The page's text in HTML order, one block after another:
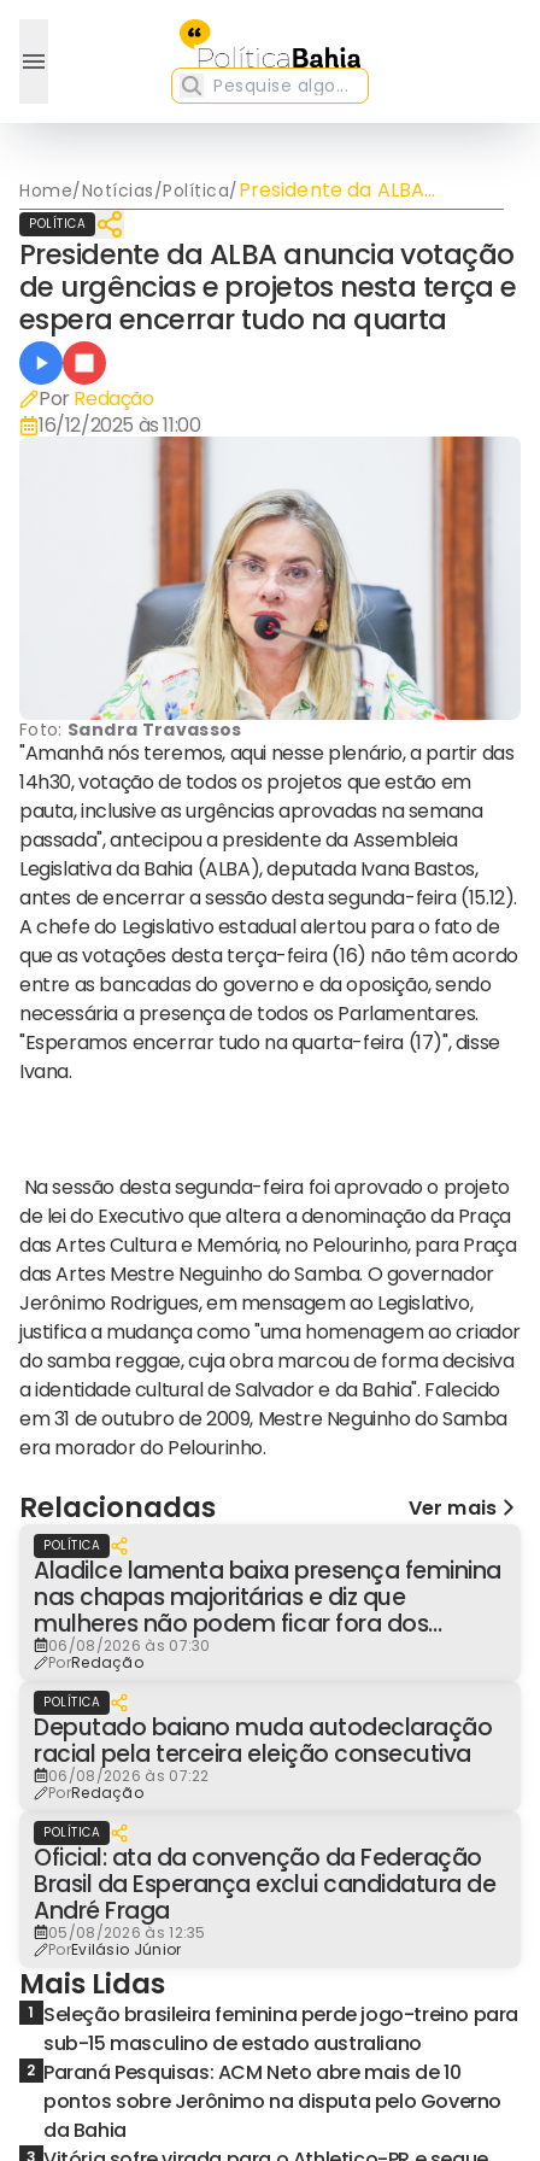
Home/Notícias/Política/Presidente da ALBA
anuncia votação de
urgências e projetos nesta
terça e espera encerrar
tudo na quarta
POLÍTICA
Presidente da ALBA anuncia votação
de urgências e projetos nesta terça e
espera encerrar tudo na quarta
Por Redação
16/12/2025 às 11:00
Foto: Sandra Travassos
"Amanhã nós teremos, aqui nesse plenário, a partir das
14h30, votação de todos os projetos que estão em
pauta, inclusive as urgências aprovadas na semana
passada", antecipou a presidente da Assembleia
Legislativa da Bahia (ALBA), deputada Ivana Bastos,
antes de encerrar a sessão desta segunda-feira (15.12).
A chefe do Legislativo estadual alertou para o fato de
que as votações desta terça-feira (16) não têm acordo
entre as bancadas do governo e da oposição, sendo
necessária a presença de todos os Parlamentares.
"Esperamos encerrar tudo na quarta-feira (17)", disse
Ivana.
Na sessão desta segunda-feira foi aprovado o projeto
de lei do Executivo que altera a denominação da Praça
das Artes Cultura e Memória, no Pelourinho, para Praça
das Artes Mestre Neguinho do Samba. O governador
Jerônimo Rodrigues, em mensagem ao Legislativo,
justifica a mudança como "uma homenagem ao criador
do samba reggae, cuja obra marcou de forma decisiva
a identidade cultural de Salvador e da Bahia". Falecido
em 31 de outubro de 2009, Mestre Neguinho do Samba
era morador do Pelourinho.
Relacionadas Ver mais
POLÍTICA
Aladilce lamenta baixa presença feminina
nas chapas majoritárias e diz que
mulheres não podem ficar fora dos
espaços de poder
06/08/2026 às 07:30
PorRedação
POLÍTICA
Deputado baiano muda autodeclaração
racial pela terceira eleição consecutiva
06/08/2026 às 07:22
PorRedação
POLÍTICA
Oficial: ata da convenção da Federação
Brasil da Esperança exclui candidatura de
André Fraga
05/08/2026 às 12:35
PorEvilásio Júnior
Mais Lidas
1 Seleção brasileira feminina perde jogo-treino para
sub-15 masculino de estado australiano
2 Paraná Pesquisas: ACM Neto abre mais de 10
pontos sobre Jerônimo na disputa pelo Governo
da Bahia
3